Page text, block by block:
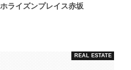
ホライズンプレイス赤坂
REAL ESTATE